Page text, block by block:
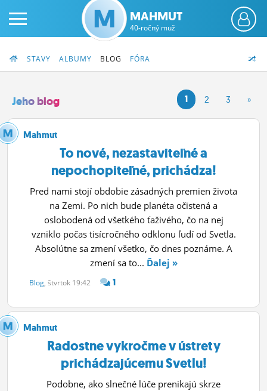
PRIHLÁS SA
ČINŽIAK
STATUSY
BLOGY
OBRÁZKY
ĽUDIA
MÔJ PROFIL
NASTAVENIA
ROLETA
MAHMUT
40-ročný muž
STAVY ALBUMY BLOG FÓRA
Jeho blog 1 2 3 »
Mahmut
To nové, nezastaviteľné a
nepochopiteľné, prichádza!
Pred nami stojí obdobie zásadných premien života
na Zemi. Po nich bude planéta očistená a
oslobodená od všetkého ťaživého, čo na nej
vzniklo počas tisícročného odklonu ľudí od Svetla.
Absolútne sa zmení všetko, čo dnes poznáme. A
zmení sa to... Ďalej »
Blog, štvrtok 19:42 1
Mahmut
Radostne vykročme v ústrety
prichádzajúcemu Svetlu!
Podobne, ako slnečné lúče prenikajú skrze